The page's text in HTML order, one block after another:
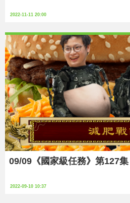
2022-11-11 20:00
09/09《國家級任務》第127
2022-09-10 10:37